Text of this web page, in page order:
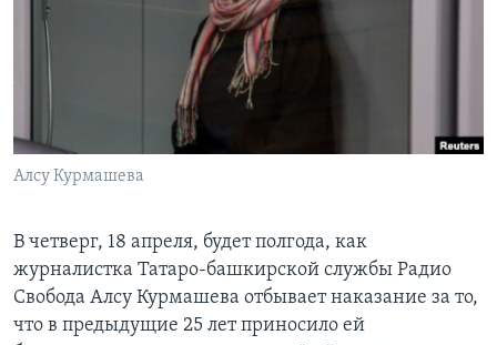
Learning English
Алсу Курмашева
В четверг, 18 апреля, будет полгода, как
журналистка Татаро-башкирской службы Радио
Свобода Алсу Курмашева отбывает наказание за то,
что в предыдущие 25 лет приносило ей